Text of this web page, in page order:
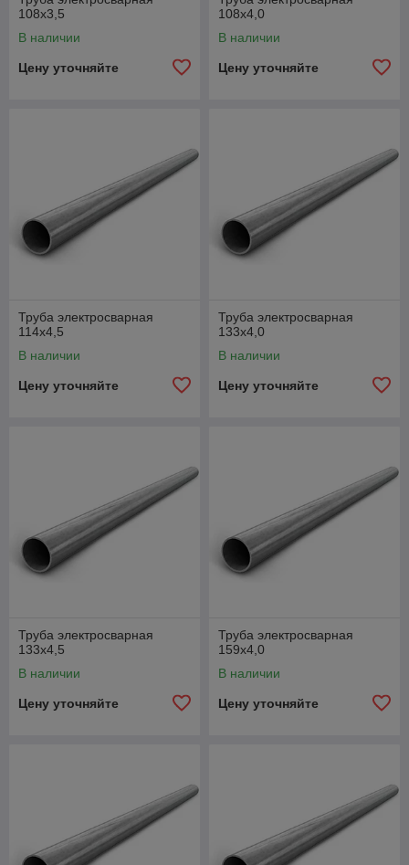
108х3,5
В наличии
Цену уточняйте
108х4,0
В наличии
Цену уточняйте
Труба электросварная
114х4,5
В наличии
Цену уточняйте
Труба электросварная
133х4,0
В наличии
Цену уточняйте
Труба электросварная
133х4,5
В наличии
Цену уточняйте
Труба электросварная
159х4,0
В наличии
Цену уточняйте